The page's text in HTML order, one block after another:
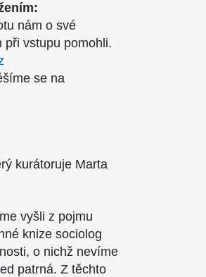
nám o své
při vstupu pomohli.
se na
kurátoruje Marta
vyšli z pojmu
knize sociolog
o nichž nevíme
patrná. Z těchto